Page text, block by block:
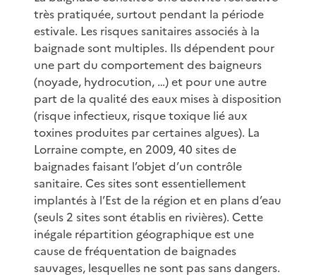
très pratiquée, surtout pendant la période
estivale. Les risques sanitaires associés à la
baignade sont multiples. Ils dépendent pour
une part du comportement des baigneurs
(noyade, hydrocution, …) et pour une autre
part de la qualité des eaux mises à disposition
(risque infectieux, risque toxique lié aux
toxines produites par certaines algues). La
Lorraine compte, en 2009, 40 sites de
baignades faisant l’objet d’un contrôle
sanitaire. Ces sites sont essentiellement
implantés à l’Est de la région et en plans d’eau
(seuls 2 sites sont établis en rivières). Cette
inégale répartition géographique est une
cause de fréquentation de baignades
sauvages, lesquelles ne sont pas sans dangers.